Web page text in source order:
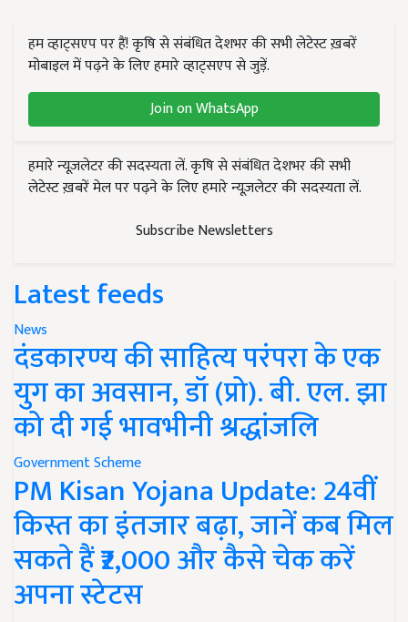
हम व्हाट्सएप पर हैं! कृषि से संबंधित देशभर की सभी लेटेस्ट ख़बरें
मोबाइल में पढ़ने के लिए हमारे व्हाट्सएप से जुड़ें.
Join on WhatsApp
हमारे न्यूज़लेटर की सदस्यता लें. कृषि से संबंधित देशभर की सभी
लेटेस्ट ख़बरें मेल पर पढ़ने के लिए हमारे न्यूज़लेटर की सदस्यता लें.
Subscribe Newsletters
Latest feeds
News
दंडकारण्य की साहित्य परंपरा के एक
युग का अवसान, डॉ (प्रो). बी. एल. झा
को दी गई भावभीनी श्रद्धांजलि
Government Scheme
PM Kisan Yojana Update: 24वीं
किस्त का इंतजार बढ़ा, जानें कब मिल
सकते हैं ₹2,000 और कैसे चेक करें
अपना स्टेटस